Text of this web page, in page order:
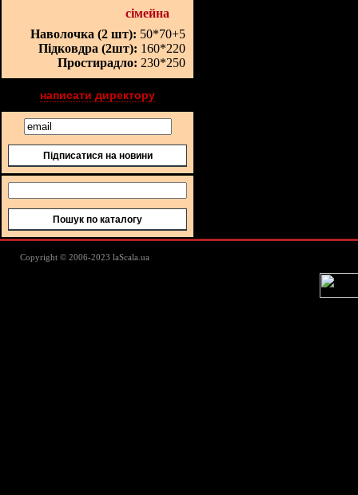
сімейна
Наволочка (2 шт): 50*70+5
Підковдра (2шт): 160*220
Простирадло: 230*250
написати директору
Підписатися на новини
Пошук по каталогу
Copyright © 2006-2023 laScala.ua